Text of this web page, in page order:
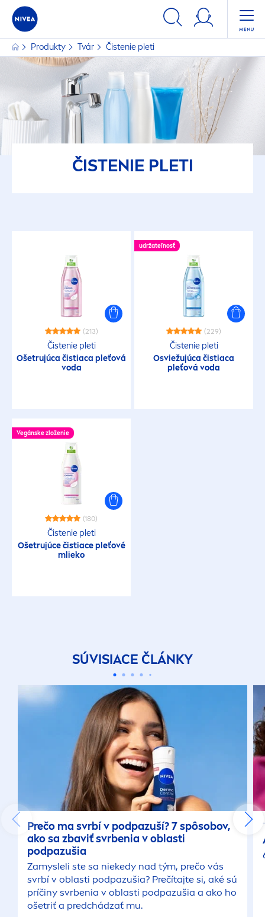
Produkty Tvár Čistenie pleti
ČISTENIE PLETI
(213)
Čistenie pleti
Ošetrujúca čistiaca pleťová
voda
udržateľnosť
(229)
Čistenie pleti
Osviežujúca čistiaca
pleťová voda
Vegánske zloženie
(180)
Čistenie pleti
Ošetrujúce čistiace pleťové
mlieko
SÚVISIACE ČLÁNKY
Prečo ma svrbí v podpazuší? 7 spôsobov,
ako sa zbaviť svrbenia v oblasti
podpazušia
Zamysleli ste sa niekedy nad tým, prečo vás
svrbí v oblasti podpazušia? Prečítajte si, aké sú
príčiny svrbenia v oblasti podpazušia a ako ho
ošetriť a predchádzať mu.